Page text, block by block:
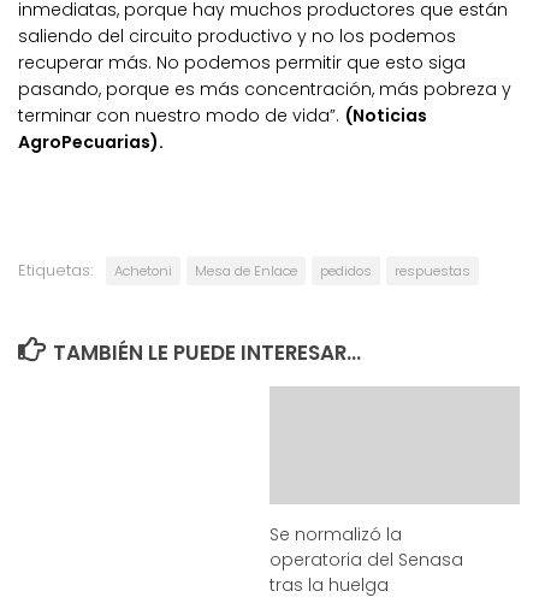
inmediatas, porque hay muchos productores que están
saliendo del circuito productivo y no los podemos
recuperar más. No podemos permitir que esto siga
pasando, porque es más concentración, más pobreza y
terminar con nuestro modo de vida”. (Noticias
AgroPecuarias).
Etiquetas: Achetoni Mesa de Enlace pedidos respuestas
TAMBIÉN LE PUEDE INTERESAR...
Se normalizó la
operatoria del Senasa
tras la huelga